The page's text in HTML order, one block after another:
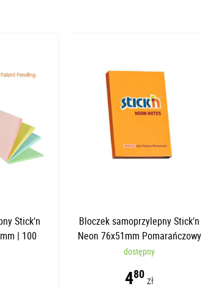
Stick'n
| 100
Bloczek samoprzylepny Stick'n
Neon 76x51mm Pomarańczowy
dostępny
480zł